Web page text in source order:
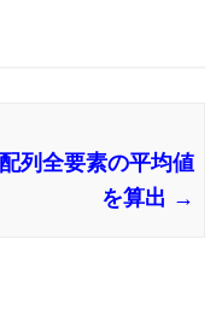
列全要素の平均値
を算出 →